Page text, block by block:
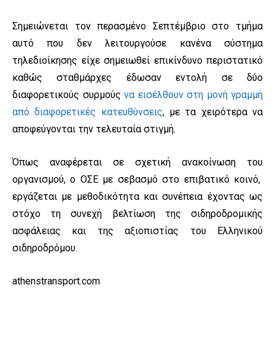
Σημειώνεται τον περασμένο Σεπτέμβριο στο τμήμα
αυτό που δεν λειτουργούσε κανένα σύστημα
τηλεδιοίκησης είχε σημειωθεί επικίνδυνο περιστατικό
καθώς σταθμάρχες έδωσαν εντολή σε δύο
διαφορετικούς συρμούς να εισέλθουν στη μονή γραμμή
από διαφορετικές κατευθύνσεις, με τα χειρότερα να
αποφεύγονται την τελευταία στιγμή.
Όπως αναφέρεται σε σχετική ανακοίνωση του
οργανισμού, ο ΟΣΕ με σεβασμό στο επιβατικό κοινό,
εργάζεται με μεθοδικότητα και συνέπεια έχοντας ως
στόχο τη συνεχή βελτίωση της σιδηροδρομικής
ασφάλειας και της αξιοπιστίας του Ελληνικού
σιδηροδρόμου.
athenstransport.com